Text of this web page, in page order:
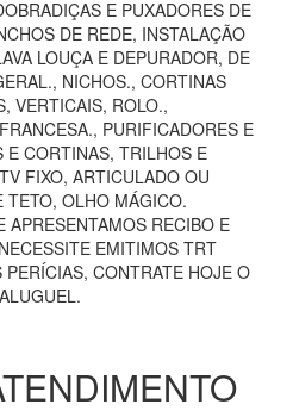
E PUXADORES DE
DE REDE, INSTALAÇÃO
LOUÇA E DEPURADOR, DE
NICHOS., CORTINAS
VERTICAIS, ROLO.,
PURIFICADORES E
E CORTINAS, TRILHOS E
FIXO, ARTICULADO OU
TETO, OLHO MÁGICO.
APRESENTAMOS RECIBO E
EMITIMOS TRT
CONTRATE HOJE O